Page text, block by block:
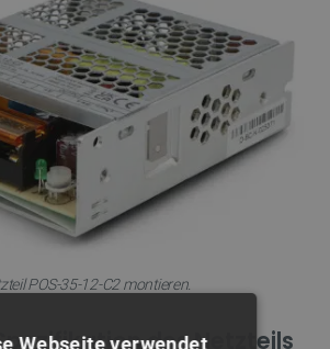
POS-35-12-C2 montieren.
des Netzteils
Webseite verwendet